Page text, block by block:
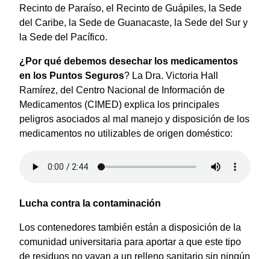
Recinto de Paraíso, el Recinto de Guápiles, la Sede
del Caribe, la Sede de Guanacaste, la Sede del Sur y
la Sede del Pacífico.
¿Por qué debemos desechar los medicamentos
en los Puntos Seguros? La Dra. Victoria Hall
Ramírez, del Centro Nacional de Información de
Medicamentos (CIMED) explica los principales
peligros asociados al mal manejo y disposición de los
medicamentos no utilizables de origen doméstico:
Lucha contra la contaminación
Los contenedores también están a disposición de la
comunidad universitaria para aportar a que este tipo
de residuos no vayan a un relleno sanitario sin ningún